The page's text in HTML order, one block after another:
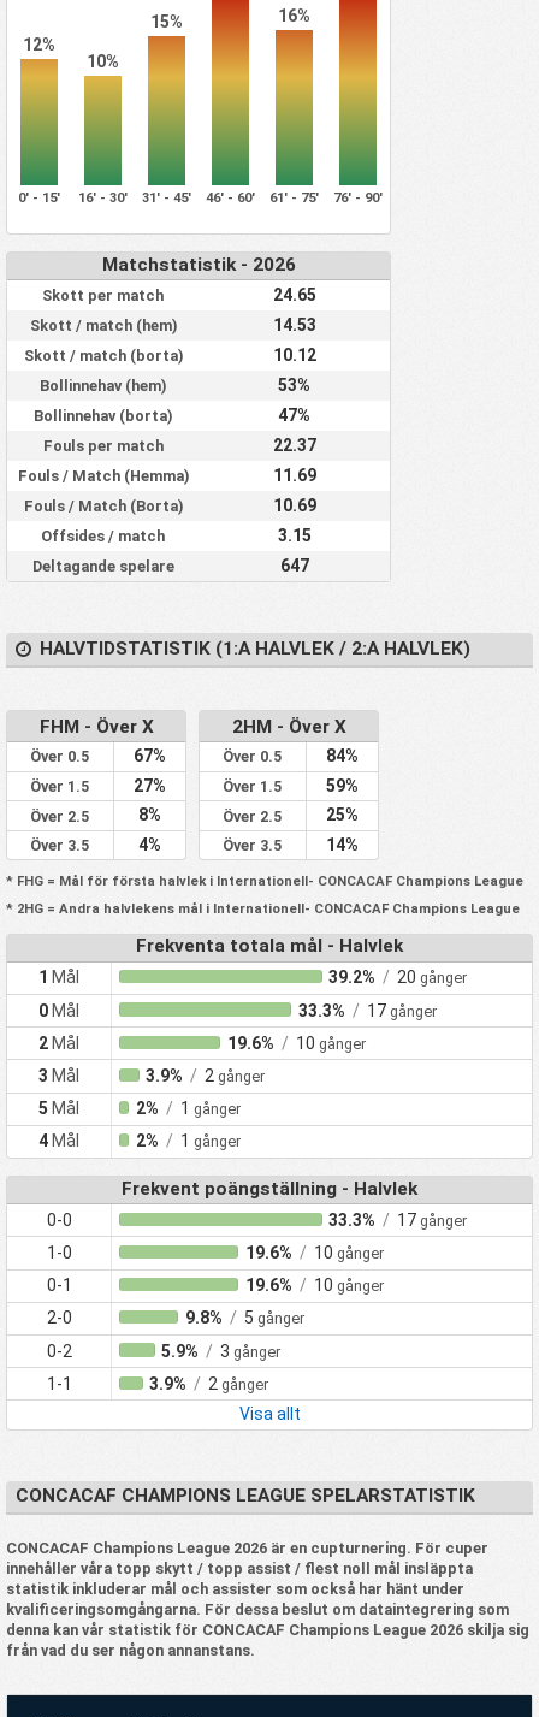
12%
10%
15% 16%
0' - 15' 16' - 30' 31' - 45' 46' - 60' 61' - 75' 76' - 90'
Matchstatistik - 2026
Skott per match 24.65
Skott / match (hem) 14.53
Skott / match (borta) 10.12
Bollinnehav (hem) 53%
Bollinnehav (borta) 47%
Fouls per match 22.37
Fouls / Match (Hemma) 11.69
Fouls / Match (Borta) 10.69
Offsides / match 3.15
Deltagande spelare 647
HALVTIDSTATISTIK (1:A HALVLEK / 2:A HALVLEK)
FHM - Över X
Över 0.5 67%
Över 1.5 27%
Över 2.5 8%
Över 3.5 4%
2HM - Över X
Över 0.5 84%
Över 1.5 59%
Över 2.5 25%
Över 3.5 14%
* FHG = Mål för första halvlek i Internationell- CONCACAF Champions League
* 2HG = Andra halvlekens mål i Internationell- CONCACAF Champions League
Frekventa totala mål - Halvlek
1 Mål 39.2% / 20 gånger
0 Mål 33.3% / 17 gånger
2 Mål 19.6% / 10 gånger
3 Mål 3.9% / 2 gånger
5 Mål 2% / 1 gånger
4 Mål 2% / 1 gånger
Frekvent poängställning - Halvlek
0-0 33.3% / 17 gånger
1-0 19.6% / 10 gånger
0-1 19.6% / 10 gånger
2-0 9.8% / 5 gånger
0-2 5.9% / 3 gånger
1-1 3.9% / 2 gånger
Visa allt
CONCACAF CHAMPIONS LEAGUE SPELARSTATISTIK
CONCACAF Champions League 2026 är en cupturnering. För cuper
innehåller våra topp skytt / topp assist / flest noll mål insläppta
statistik inkluderar mål och assister som också har hänt under
kvalificeringsomgångarna. För dessa beslut om dataintegrering som
denna kan vår statistik för CONCACAF Champions League 2026 skilja sig
från vad du ser någon annanstans.